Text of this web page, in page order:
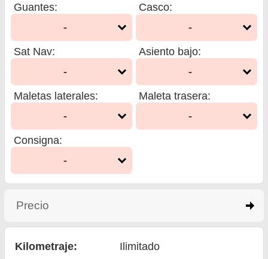
Guantes:
-
Casco:
-
Sat Nav:
-
Asiento bajo:
-
Maletas laterales:
-
Maleta trasera:
-
Consigna:
-
Precio
Kilometraje:
Ilimitado